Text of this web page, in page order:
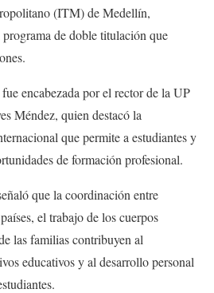
(ITM) de Medellín,
de doble titulación que
encabezada por el rector de la UP
Méndez, quien destacó la
que permite a estudiantes y
de formación profesional.
que la coordinación entre
el trabajo de los cuerpos
las familias contribuyen al
educativos y al desarrollo personal